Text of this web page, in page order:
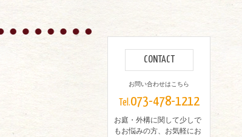
CONTACT
お問い合わせはこちら
Tel.073-478-1212
お庭・外構に関して少しで
もお悩みの方、お気軽にお